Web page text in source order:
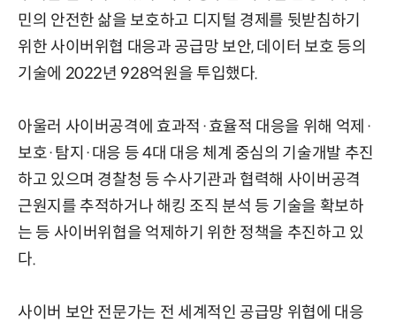
민의 안전한 삶을 보호하고 디지털 경제를 뒷받침하기
위한 사이버위협 대응과 공급망 보안, 데이터 보호 등의
기술에 2022년 928억원을 투입했다.
아울러 사이버공격에 효과적·효율적 대응을 위해 억제·
보호·탐지·대응 등 4대 대응 체계 중심의 기술개발 추진
하고 있으며 경찰청 등 수사기관과 협력해 사이버공격
근원지를 추적하거나 해킹 조직 분석 등 기술을 확보하
는 등 사이버위협을 억제하기 위한 정책을 추진하고 있
다.
사이버 보안 전문가는 전 세계적인 공급망 위협에 대응